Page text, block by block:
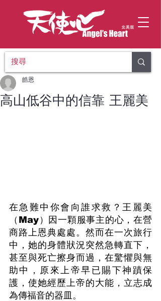
高山低谷中的信靠 王麗美
皓恩
在急難中你會向誰求救？王麗美
（May）因一顆服事主的心，在營
商路上恩典處處。然而在一次旅行
中，她的身體狀況突然急轉直下，
甚至與死亡擦身而過，在驚懼與無
助中，原來上帝早已賜下神蹟保
護，使她經歷上帝的大能，立志成
為傳福音的器皿。